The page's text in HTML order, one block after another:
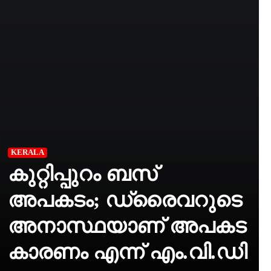
KERALA
കുറ്റിപ്പുറം ബസ്
അപകടം; ഡ്രൈവറുടെ
അനാസ്ഥയാണ്‌ അപകട
കാരണം എന്ന് എം.വി.ഡി